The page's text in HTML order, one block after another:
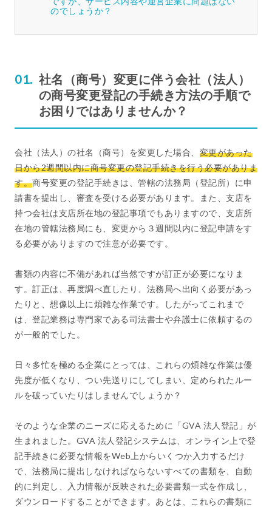
のでしょうか？
社名（商号）変更に伴う会社（法人）
の商号変更登記の手続き方法の手順で
お困りではありませんか？
会社（法人）の社名（商号）を変更した場合、 変更があった
日から2週間以内に商号変更の登記手続きを行う必要がありま
す。商号変更の登記手続きは、管轄の法務局（登記所）に申
請書を提出し、審査を受ける必要があります。また、支店を
持つ会社は支店所在地の登記事項でもありますので、支店所
在地の管轄法務局にも、変更から３週間以内に登記申請をす
る必要がありますので注意が必要です。
書類の内容に不備があれば当然ですが訂正が必要になりま
す。訂正は、再度調べ直したり、法務局へ出向く必要があっ
たりと、想像以上に煩雑な作業です。したがってこれまで
は、登記業務は専門家である司法書士や弁護士に依頼するの
が一般的でした。
日々多忙を極める企業にとっては、これらの煩雑な作業は優
先度が低くなり、つい先送りにしてしまい、定められたルー
ルを破っていたりはしませんでしょうか？
そのような企業のニーズに応えるために「GVA 法人登記」が
生まれました。GVA 法人登記システムは、オンライン上で登
記手続きに必要な情報をWeb上からいくつか入力するだけ
で、法務局に提出しなければならないすべての書類を、自動
的に判定し、入力情報が反映された必要書類一式を作成し、
ダウンロードすることができます。あとは、これらの書類に